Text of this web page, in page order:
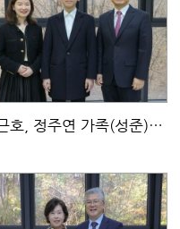
[4] 박근호, 정주연 가족(성준)[5]